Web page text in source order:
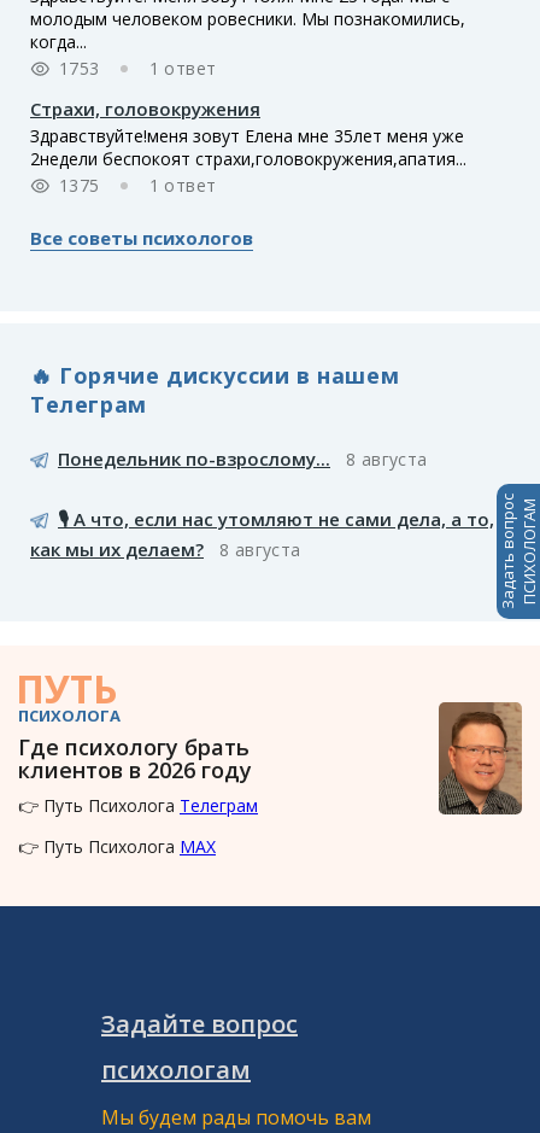
молодым человеком ровесники. Мы познакомились,
когда...
1753
1 ответ
Страхи, головокружения
Здравствуйте!меня зовут Елена мне 35лет меня уже
2недели беспокоят страхи,головокружения,апатия...
1375
1 ответ
Все советы психологов
🔥 Горячие дискуссии в нашем
Телеграм
Понедельник по-взрослому... 8 августа
🎙️ А что, если нас утомляют не сами дела, а то,
как мы их делаем?
8 августа
ПУТЬ
ПСИХОЛОГА
Где психологу брать
клиентов в 2026 году
👉 Путь Психолога Телеграм
👉 Путь Психолога MAX
Задать вопросПСИХОЛОГАМ
Задайте вопрос
психологам
Мы будем рады помочь вам